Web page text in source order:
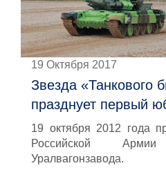
19 Октября 2017
Звезда «Танкового
празднует первый
19 октября 2012 года
Российской
Уралвагонзавода.